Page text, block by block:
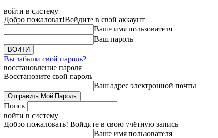
войти в систему
Добро пожаловат!Войдите в свой аккаунт
Ваше имя пользователя
Ваш пароль
Вы забыли свой пароль?
восстановление пароля
Восстановите свой пароль
Ваш адрес электронной почты
Поиск
войти в систему
Добро пожаловать! Войдите в свою учётную запись
Ваше имя пользователя